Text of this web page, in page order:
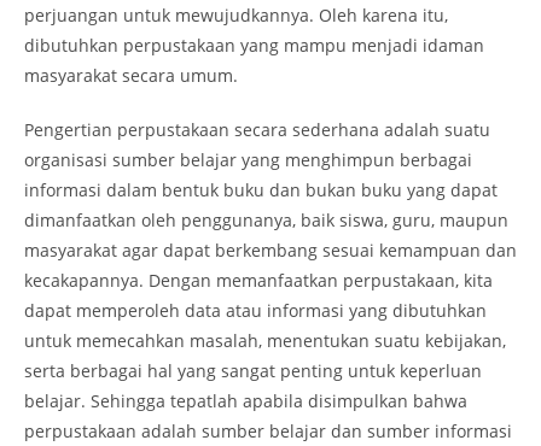
perjuangan untuk mewujudkannya. Oleh karena itu,
dibutuhkan perpustakaan yang mampu menjadi idaman
masyarakat secara umum.
Pengertian perpustakaan secara sederhana adalah suatu
organisasi sumber belajar yang menghimpun berbagai
informasi dalam bentuk buku dan bukan buku yang dapat
dimanfaatkan oleh penggunanya, baik siswa, guru, maupun
masyarakat agar dapat berkembang sesuai kemampuan dan
kecakapannya. Dengan memanfaatkan perpustakaan, kita
dapat memperoleh data atau informasi yang dibutuhkan
untuk memecahkan masalah, menentukan suatu kebijakan,
serta berbagai hal yang sangat penting untuk keperluan
belajar. Sehingga tepatlah apabila disimpulkan bahwa
perpustakaan adalah sumber belajar dan sumber informasi